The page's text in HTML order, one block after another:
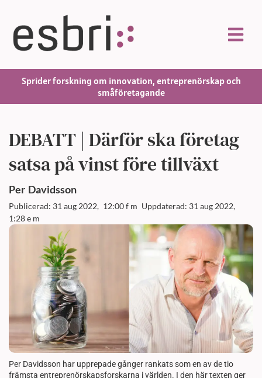
Sprider forskning om innovation, entreprenörskap och
småföretagande
DEBATT | Därför ska företag
satsa på vinst före tillväxt
Per Davidsson
Publicerad: 31 aug 2022, 12:00 f m Uppdaterad: 31 aug 2022,
1:28 e m
Per Davidsson har upprepade gånger rankats som en av de tio
främsta entreprenörskapsforskarna i världen. I den här texten ger